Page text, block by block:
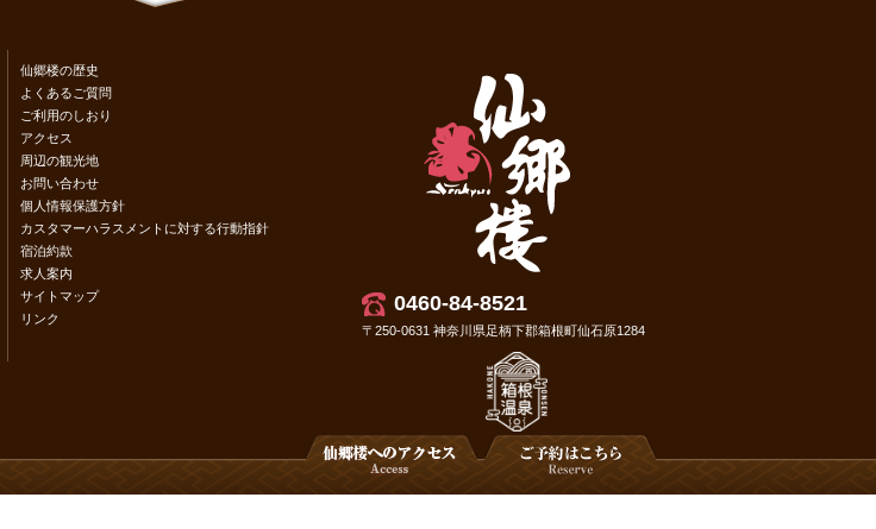
仙郷楼の歴史
よくあるご質問
ご利用のしおり
アクセス
周辺の観光地
お問い合わせ
個人情報保護方針
カスタマーハラスメントに対する行動指針
宿泊約款
求人案内
サイトマップ
リンク
0460-84-8521
〒250-0631 神奈川県足柄下郡箱根町仙石原1284